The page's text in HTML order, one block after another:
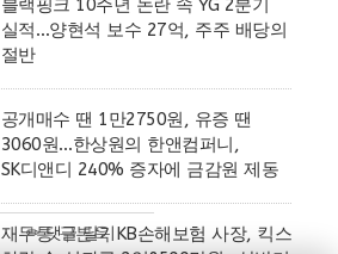
블랙핑크 10주년 논란 속 YG 2분기
실적…양현석 보수 27억, 주주 배당의
절반
공개매수 땐 1만2750원, 유증 땐
3060원…한상원의 한앤컴퍼니,
SK디앤디 240% 증자에 금감원 제동
재무통 구본욱 KB손해보험 사장, 킥스
✏ 댓글 달기